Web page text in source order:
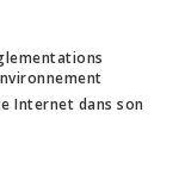
Internet dans son